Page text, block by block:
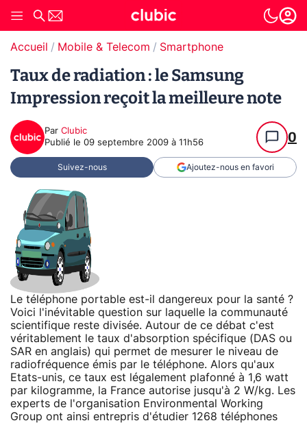
Accueil Mobile & Telecom Smartphone
Taux de radiation : le Samsung
Impression reçoit la meilleure note
Par Clubic
Publié le 09 septembre 2009 à 11h56 0
Suivez-nous Ajoutez-nous en favori
Le téléphone portable est-il dangereux pour la santé ?
Voici l'inévitable question sur laquelle la communauté
scientifique reste divisée. Autour de ce débat c'est
véritablement le taux d'absorption spécifique (DAS ou
SAR en anglais) qui permet de mesurer le niveau de
radiofréquence émis par le téléphone. Alors qu'aux
Etats-unis, ce taux est légalement plafonné à 1,6 watt
par kilogramme, la France autorise jusqu'à 2 W/kg. Les
experts de l'organisation Environmental Working
Group ont ainsi entrepris d'étudier 1268 téléphones